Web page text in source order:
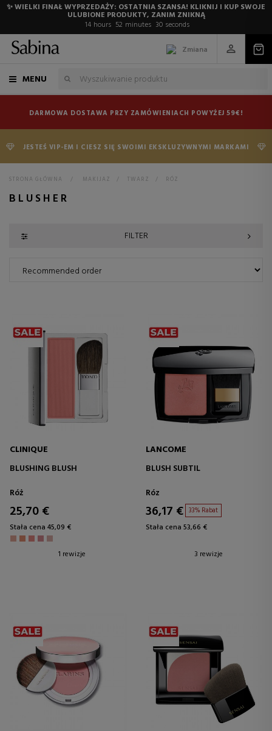
✨ WIELKI FINAŁ WYPRZEDAŻY: OSTATNIA SZANSA! KLIKNIJ I KUP SWOJE
ULUBIONE PRODUKTY, ZANIM ZNIKNĄ
14 hours 52 minutes 29 seconds
Zmiana
MENU
DARMOWA DOSTAWA PRZY ZAMÓWIENIACH POWYŻEJ 59€!
JESTEŚ VIP-EM I CIESZ SIĘ SWOIMI EKSKLUZYWNYMI MARKAMI
STRONA GŁÓWNA > MAKIJAZ > TWARZ > RÓZ
BLUSHER
FILTER
CLINIQUE
BLUSHING BLUSH
Róż
25,70 €
Stała cena 45,09 €
1 rewizje
LANCOME
BLUSH SUBTIL
Róz
36,17 € 33% Rabat
Stała cena 53,66 €
3 rewizje